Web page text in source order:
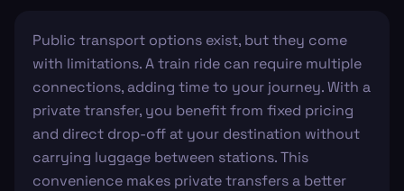
Public transport options exist, but they come
with limitations. A train ride can require multiple
connections, adding time to your journey. With a
private transfer, you benefit from fixed pricing
and direct drop-off at your destination without
carrying luggage between stations. This
convenience makes private transfers a better